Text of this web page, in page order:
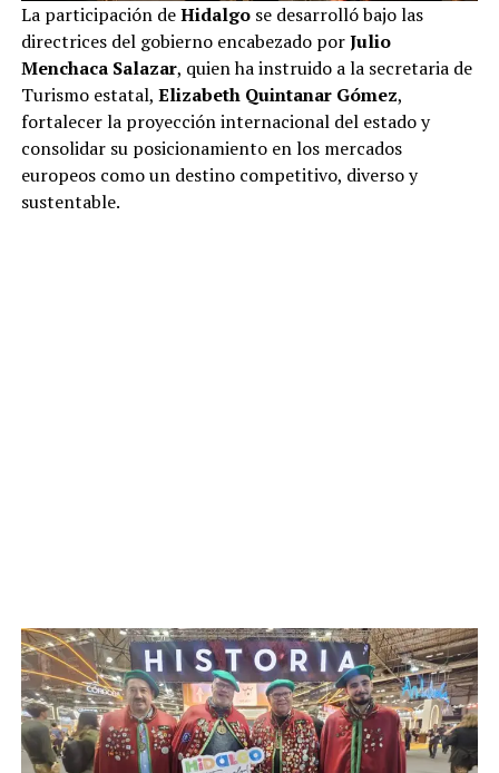
La participación deHidalgose desarrolló bajo las
directrices del gobierno encabezado porJulio
Menchaca Salazar, quien ha instruido a la secretaria de
Turismo estatal, Elizabeth Quintanar Gómez,
fortalecer la proyección internacional del estado y
consolidar su posicionamiento en los mercados
europeos como un destino competitivo, diverso y
sustentable.